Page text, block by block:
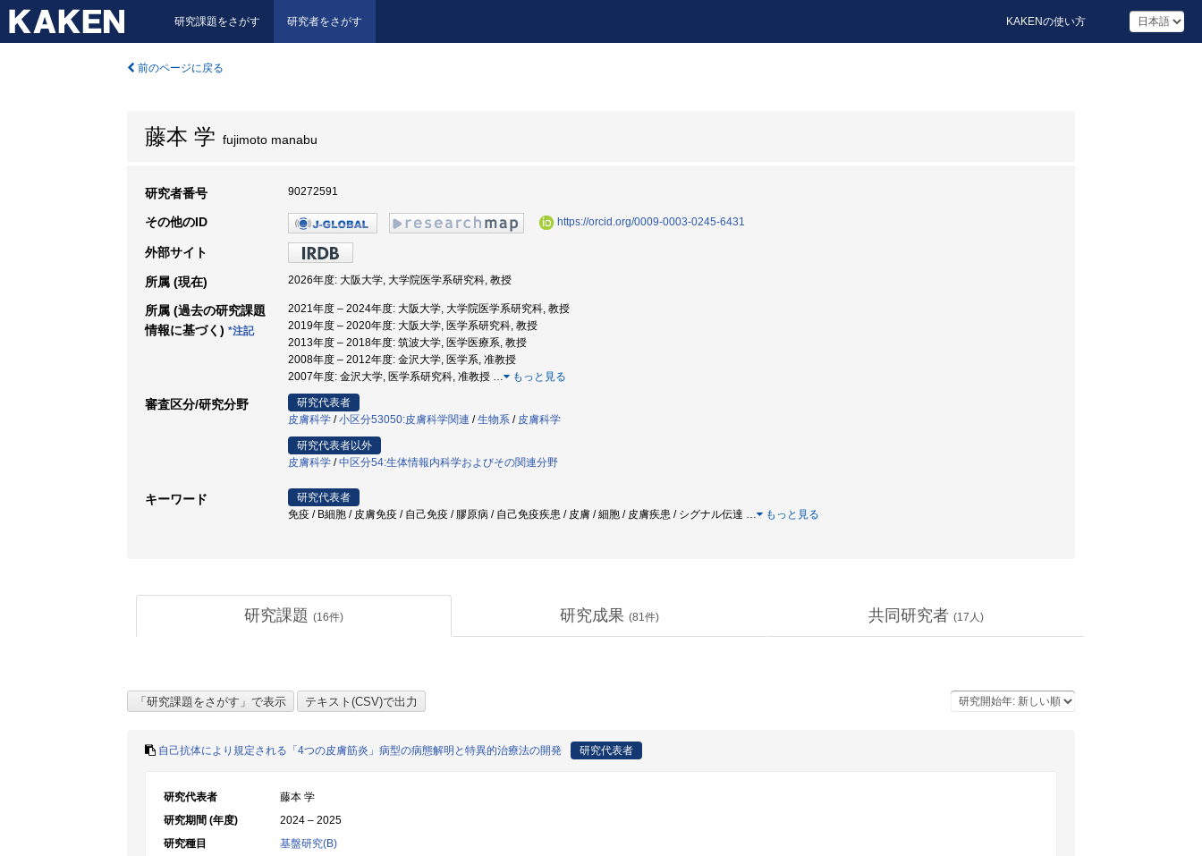
研究課題をさがす 研究者をさがす KAKENの使い方
前のページに戻る
藤本 学 fujimoto manabu
研究者番号 90272591
その他のID https://orcid.org/0009-0003-0245-6431
外部サイト
所属 (現在) 2026年度: 大阪大学, 大学院医学系研究科, 教授
所属 (過去の研究課題
情報に基づく) *注記
2021年度 – 2024年度: 大阪大学, 大学院医学系研究科, 教授
2019年度 – 2020年度: 大阪大学, 医学系研究科, 教授
2013年度 – 2018年度: 筑波大学, 医学医療系, 教授
2008年度 – 2012年度: 金沢大学, 医学系, 准教授
2007年度: 金沢大学, 医学系研究科, 准教授 … もっと見る
審査区分/研究分野
研究代表者
皮膚科学 /小区分53050:皮膚科学関連 /生物系 / 皮膚科学
研究代表者以外
皮膚科学 /中区分54:生体情報内科学およびその関連分野
キーワード
研究代表者
免疫 / B細胞 / 皮膚免疫 / 自己免疫 / 膠原病 / 自己免疫疾患 / 皮膚 / 細胞 / 皮膚疾患 / シグナル伝達 … もっと見る
研究課題 (16件) 研究成果 (81件) 共同研究者 (17 人)
自己抗体により規定される「4つの皮膚筋炎」病型の病態解明と特異的治療法の開発 研究代表者
研究代表者
藤本 学
研究期間 (年度)
2024 – 2025
研究種目
基盤研究(B)